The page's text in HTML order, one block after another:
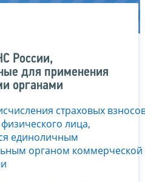
России,
для применения
органами
страховых
лица,
единоличным
органом коммерческой